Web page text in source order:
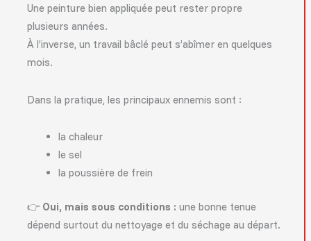
Une peinture bien appliquée peut rester propre
plusieurs années.
À l’inverse, un travail bâclé peut s’abîmer en quelques
mois.
Dans la pratique, les principaux ennemis sont :
la chaleur
le sel
la poussière de frein
👉 Oui, mais sous conditions : une bonne tenue
dépend surtout du nettoyage et du séchage au départ.